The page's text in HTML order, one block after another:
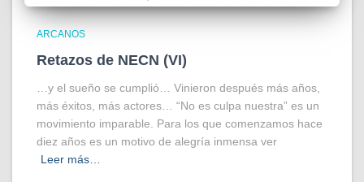
ARCANOS
Retazos de NECN (VI)
…y el sueño se cumplió… Vinieron después más años,
más éxitos, más actores… “No es culpa nuestra” es un
movimiento imparable. Para los que comenzamos hace
diez años es un motivo de alegría inmensa ver
Leer más…